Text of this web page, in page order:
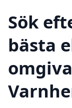
Sök
bästa